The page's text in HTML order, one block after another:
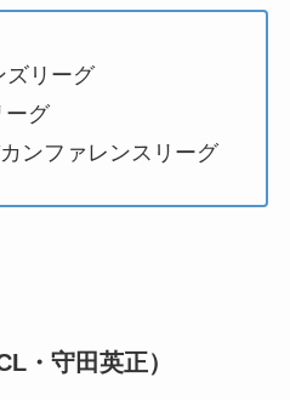
ズリーグ
ーグ
ンファレンスリーグ
・守田英正）